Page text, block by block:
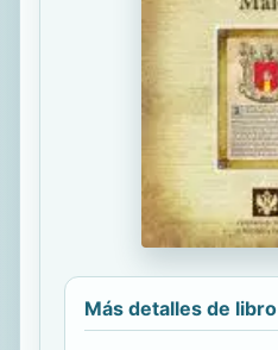
Más detalles de libro